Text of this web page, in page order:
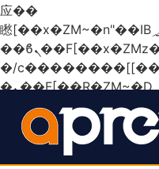
应��
矁[��x�ZM~�n"��IB؃��!'����Тѕ��+��(m��IK�ʭ�/|
��ϐܢ��F[��x�ZMz�G�� %嬩
�/
�ܢ��F[��R�ZM~�D